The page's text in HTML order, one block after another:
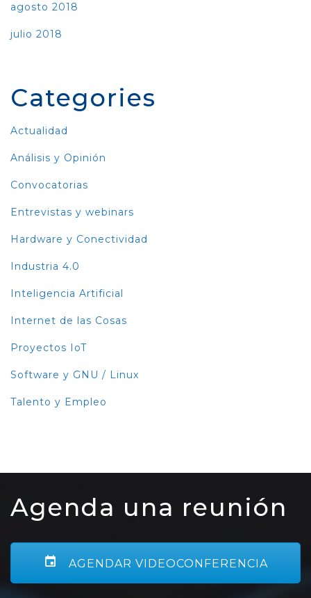
agosto 2018
julio 2018
Categories
Actualidad
Análisis y Opinión
Convocatorias
Entrevistas y webinars
Hardware y Conectividad
Industria 4.0
Inteligencia Artificial
Internet de las Cosas
Proyectos IoT
Software y GNU / Linux
Talento y Empleo
Agenda una reunión
AGENDAR VIDEOCONFERENCIA